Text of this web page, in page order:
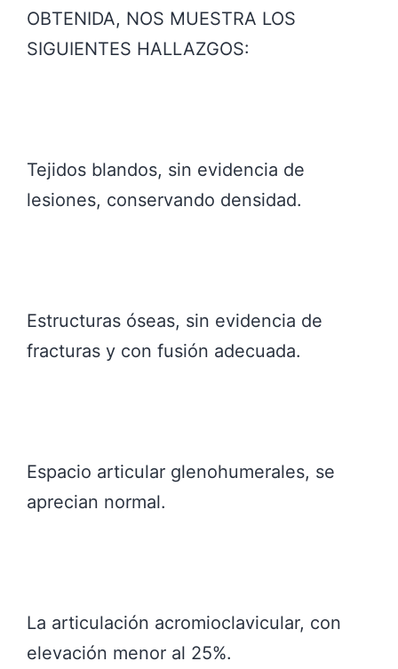
OBTENIDA, NOS MUESTRA LOS
SIGUIENTES HALLAZGOS:
Tejidos blandos, sin evidencia de
lesiones, conservando densidad.
Estructuras óseas, sin evidencia de
fracturas y con fusión adecuada.
Espacio articular glenohumerales, se
aprecian normal.
La articulación acromioclavicular, con
elevación menor al 25%.